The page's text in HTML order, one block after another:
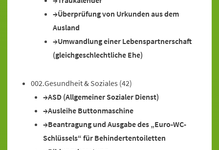
Überprüfung von Urkunden aus dem
Ausland
Umwandlung einer Lebenspartnerschaft
(gleichgeschlechtliche Ehe)
002.Gesundheit & Soziales (42)
ASD (Allgemeiner Sozialer Dienst)
Ausleihe Buttonmaschine
Beantragung und Ausgabe des „Euro-WC-
Schlüssels“ für Behindertentoiletten